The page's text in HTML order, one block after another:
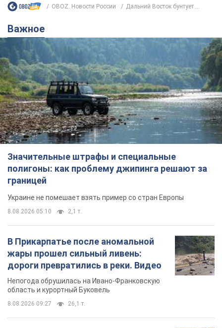
OBOZ. Новости России Дальний Восток бунтует ...
Важное
Значительные штрафы и специальные
полигоны: как проблему джипинга решают за
границей
Украине не помешает взять пример со стран Европы
8.08.2026 05:10 2,1 т.
В Прикарпатье после аномальной
жары прошел сильный ливень:
дороги превратились в реки. Видео
Непогода обрушилась на Ивано-Франковскую
область и курортный Буковель
8.08.2026 09:27 26,1 т.